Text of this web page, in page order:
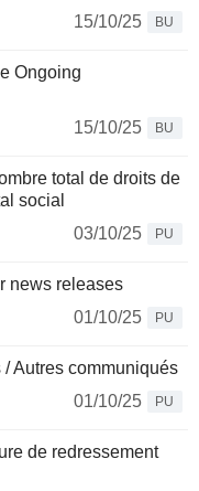
15/10/25
BU
Ongoing
15/10/25
BU
total de droits de
social
03/10/25
PU
news releases
01/10/25
PU
Autres communiqués
01/10/25
PU
de redressement